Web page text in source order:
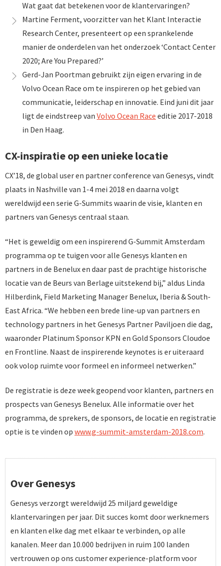
Wat gaat dat betekenen voor de klantervaringen?
Martine Ferment, voorzitter van het Klant Interactie
Research Center, presenteert op een sprankelende
manier de onderdelen van het onderzoek ‘Contact Center
2020; Are You Prepared?’
Gerd-Jan Poortman gebruikt zijn eigen ervaring in de
Volvo Ocean Race om te inspireren op het gebied van
communicatie, leiderschap en innovatie. Eind juni dit jaar
ligt de eindstreep van Volvo Ocean Race editie 2017-2018
in Den Haag.
CX-inspiratie op een unieke locatie
CX’18, de global user en partner conference van Genesys, vindt
plaats in Nashville van 1-4 mei 2018 en daarna volgt
wereldwijd een serie G-Summits waarin de visie, klanten en
partners van Genesys centraal staan.
“Het is geweldig om een inspirerend G-Summit Amsterdam
programma op te tuigen voor alle Genesys klanten en
partners in de Benelux en daar past de prachtige historische
locatie van de Beurs van Berlage uitstekend bij,” aldus Linda
Hilberdink, Field Marketing Manager Benelux, Iberia & South-
East Africa. “We hebben een brede line-up van partners en
technology partners in het Genesys Partner Paviljoen die dag,
waaronder Platinum Sponsor KPN en Gold Sponsors Cloudoe
en Frontline. Naast de inspirerende keynotes is er uiteraard
ook volop ruimte voor formeel en informeel netwerken.”
De registratie is deze week geopend voor klanten, partners en
prospects van Genesys Benelux. Alle informatie over het
programma, de sprekers, de sponsors, de locatie en registratie
optie is te vinden op www.g-summit-amsterdam-2018.com.
Over Genesys
Genesys verzorgt wereldwijd 25 miljard geweldige
klantervaringen per jaar. Dit succes komt door werknemers
en klanten elke dag met elkaar te verbinden, op alle
kanalen. Meer dan 10.000 bedrijven in ruim 100 landen
vertrouwen op ons customer experience-platform voor